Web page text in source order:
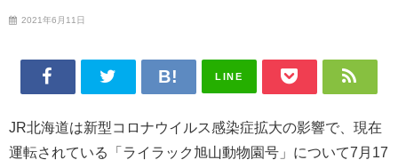
2021年6月11日
LINE
JR北海道は新型コロナウイルス感染症拡大の影響で、現在
運転されている「ライラック旭山動物園号」について7月17